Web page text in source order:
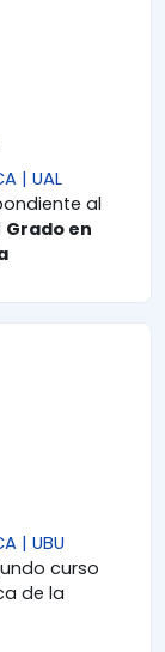
| UAL
al
Grado en
UBU
| UBU
curso
de la